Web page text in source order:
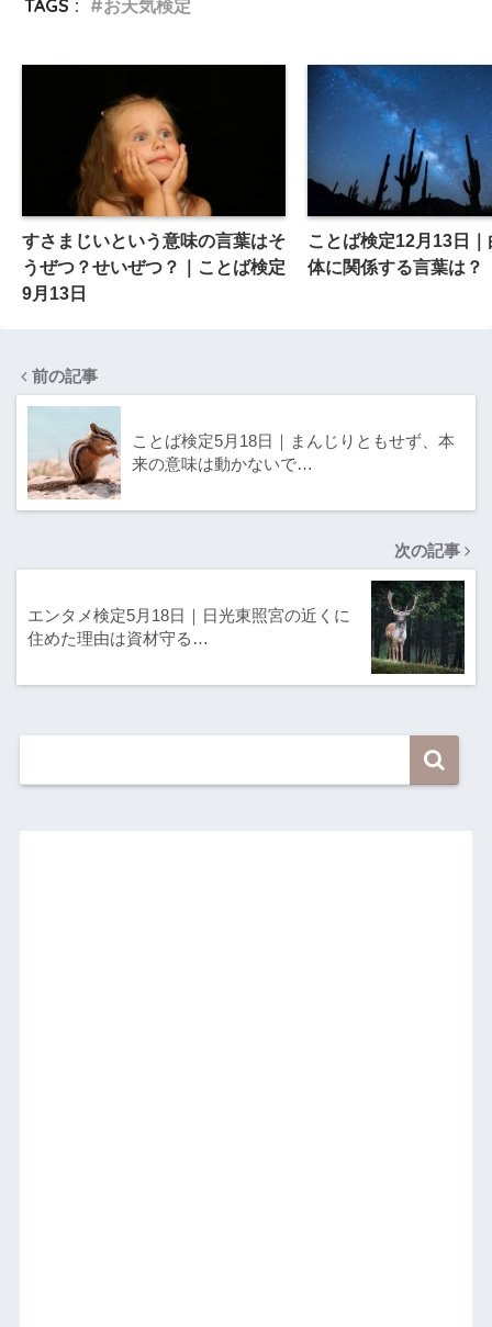
TAGS : お天気検定
すさまじいという意味の言葉はそ
うぜつ？せいぜつ？｜ことば検定
9月13日
ことば検定12月13日
体に関係する言葉は？
前の記事
ことば検定5月18日｜まんじりともせず、本
来の意味は動かないで…
次の記事
エンタメ検定5月18日｜日光東照宮の近くに
住めた理由は資材守る…